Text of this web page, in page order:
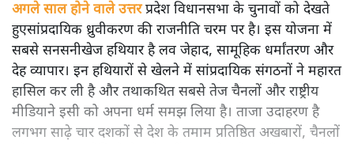
अगले साल होने वाले उत्तरप्रदेश विधानसभा के चुनावों को देखते
हुएसांप्रदायिक ध्रुवीकरण की राजनीति चरम पर है। इस योजना में
सबसे सनसनीखेज हथियार है लव जेहाद, सामूहिक धर्मांतरण और
देह व्यापार। इन हथियारों से खेलने में सांप्रदायिक संगठनों ने महारत
हासिल कर ली है और तथाकथित सबसे तेज चैनलों और राष्ट्रीय
मीडियाने इसी को अपना धर्म समझ लिया है। ताजा उदाहरण है
लगभग साढ़े चार दशकों से देश के तमाम प्रतिष्ठित अखबारों, चैनलों